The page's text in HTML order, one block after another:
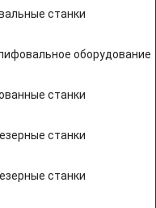
станки
оборудование
станки
станки
станки